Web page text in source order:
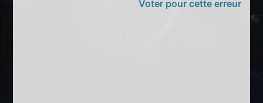
Voter pour cette erreur